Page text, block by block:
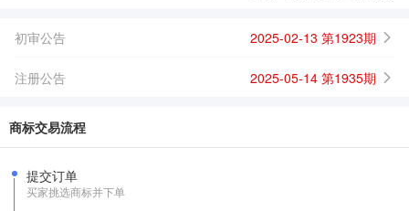
初审公告 2025-02-13 第1923期
注册公告 2025-05-14 第1935期
商标交易流程
提交订单
买家挑选商标并下单